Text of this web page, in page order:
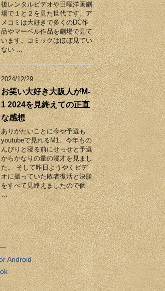
後レンタルビデオや日曜洋画劇
場で１と２を見た世代です。ア
メコミは大好きで多くのDC作
品やマーベル作品を劇場で見て
います。コミックはほぼ見てい
ない …
2024/12/29
お笑い大好き大阪人がM-
1 2024を見終えての正直
な感想
ありがたいことに今や予選も
youtubeで見れるM1。今年もの
んびりと寝る前にせっせと予選
からかなりの量の漫才を見まし
た。 そして昨日ようやくビデ
オに撮っていた敗者復活と決勝
をすべて見終えましたので個
…
Android